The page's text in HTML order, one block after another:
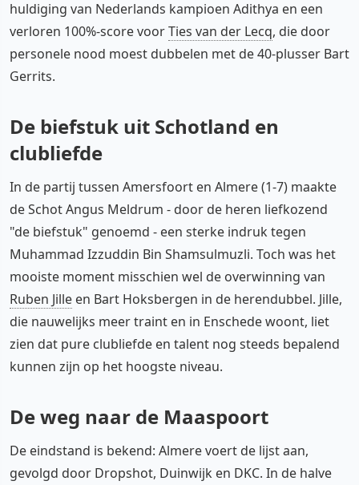
huldiging van Nederlands kampioen Adithya en een
verloren 100%-score voorTies van der Lecq, die door
personele nood moest dubbelen met de 40-plusser Bart
Gerrits.
De biefstuk uit Schotland en
clubliefde
In de partij tussen Amersfoort en Almere (1-7) maakte
de Schot Angus Meldrum - door de heren liefkozend
"de biefstuk" genoemd - een sterke indruk tegen
Muhammad Izzuddin Bin Shamsulmuzli. Toch was het
mooiste moment misschien wel de overwinning van
Ruben Jille en Bart Hoksbergen in de herendubbel. Jille,
die nauwelijks meer traint en in Enschede woont, liet
zien dat pure clubliefde en talent nog steeds bepalend
kunnen zijn op het hoogste niveau.
De weg naar de Maaspoort
De eindstand is bekend: Almere voert de lijst aan,
gevolgd door Dropshot, Duinwijk en DKC. In de halve